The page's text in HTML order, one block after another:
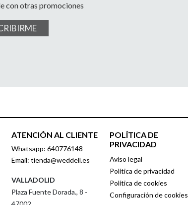
con otras promociones
ATENCIÓN AL CLIENTE
Whatsapp: 640776148
Email: tienda@weddell.es
VALLADOLID
Plaza Fuente Dorada., 8 -
POLÍTICA DE
PRIVACIDAD
Aviso legal
Política de privacidad
Política de cookies
Configuración de cookies